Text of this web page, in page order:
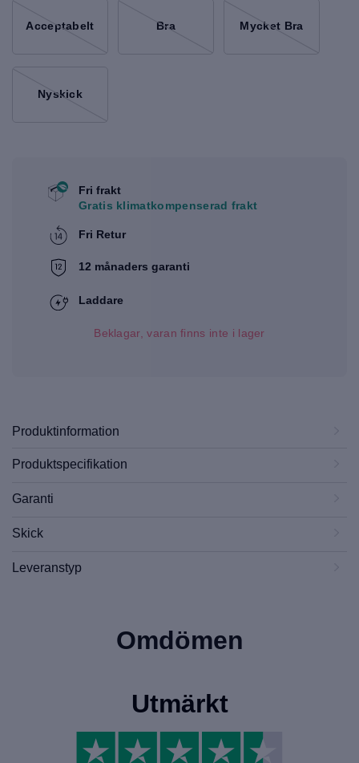
Acceptabelt Bra Mycket Bra
Nyskick
Fri frakt
Gratis klimatkompenserad frakt
Fri Retur
12 månaders garanti
Laddare
Beklagar, varan finns inte i lager
Produktinformation
Produktspecifikation
Garanti
Skick
Leveranstyp
Omdömen
Utmärkt